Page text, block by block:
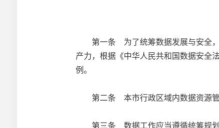
第一条 为了统筹数据发展与安全，
产力，根据《中华人民共和国数据安全
例。
第二条 本市行政区域内数据资源管
第三条 数据工作应当遵循统筹规划